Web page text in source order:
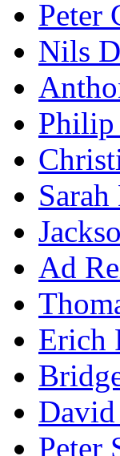
Peter
Nils
Philip
Ad
Erich
Peter